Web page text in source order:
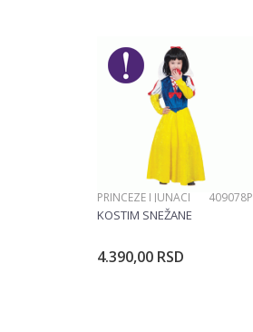
POŠALJI
PRINCEZE I JUNACI 409078P
KOSTIM SNEŽANE
4.390,00 RSD